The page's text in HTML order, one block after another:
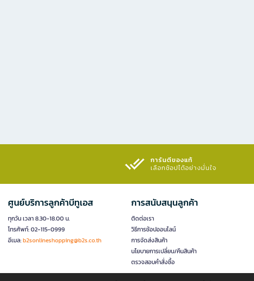
การันตีของแท้
เลือกช้อปได้อย่างมั่นใจ​
ศูนย์บริการลูกค้าบีทูเอส
ทุกวัน เวลา 8.30-18.00 น.
โทรศัพท์: 02-115-0999
อีเมล:b2sonlineshopping@b2s.co.th
การสนับสนุนลูกค้า
ติดต่อเรา
วิธีการช้อปออนไลน์
การจัดส่งสินค้า
นโยบายการเปลี่ยน/คืนสินค้า
ตรวจสอบคำสั่งซื้อ